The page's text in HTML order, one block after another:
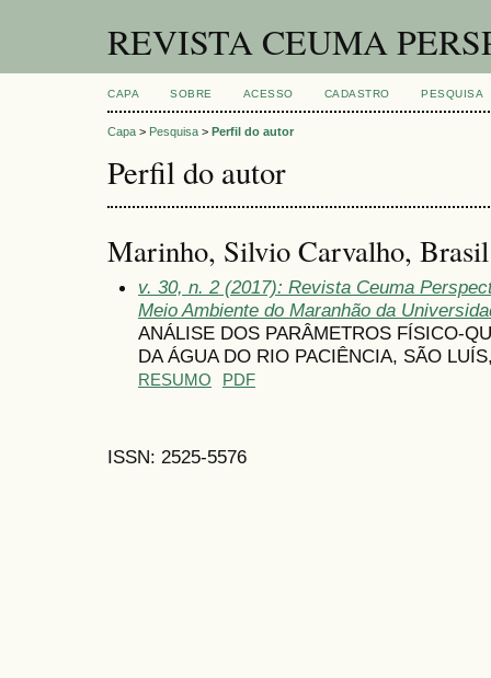
REVISTA CEUMA
CAPA SOBRE ACESSO CADASTRO PESQUISA
Capa > Pesquisa > Perfil do autor
Perfil do autor
Marinho, Silvio Carvalho, Brasil
v. 30, n. 2 (2017): Revista Ceuma
Meio Ambiente do Maranhão da
ANÁLISE DOS PARÂMETROS FÍSICO-
DA ÁGUA DO RIO PACIÊNCIA, SÃO
RESUMO PDF
ISSN: 2525-5576